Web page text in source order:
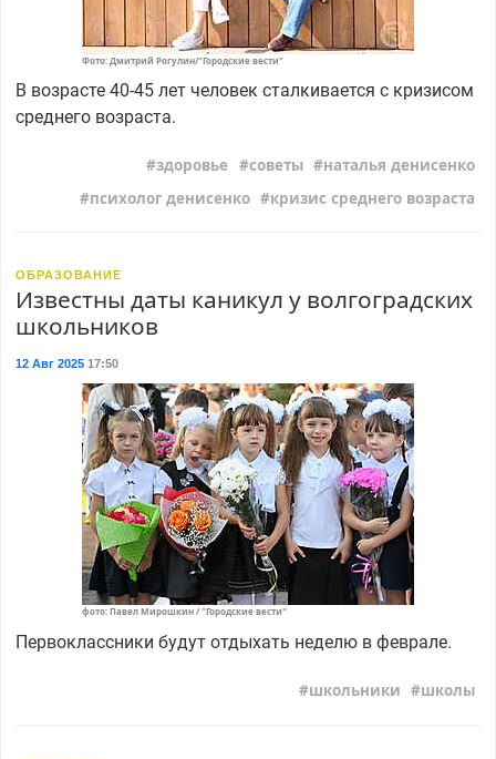
Фото: Дмитрий Рогулин/"Городские вести"
В возрасте 40-45 лет человек сталкивается с кризисом
среднего возраста.
здоровье советы
наталья денисенко
психолог денисенко
кризис среднего возраста
ОБРАЗОВАНИЕ
Известны даты каникул у волгоградских
школьников
12 Авг 202517:50
фото: Павел Мирошкин / "Городские вести"
Первоклассники будут отдыхать неделю в феврале.
школьники школы